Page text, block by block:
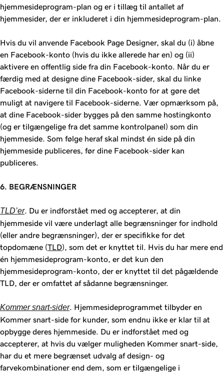
hjemmesideprogram-plan og er i tillæg til antallet af
hjemmesider, der er inkluderet i din hjemmesideprogram-plan.
Hvis du vil anvende Facebook Page Designer, skal du (i) åbne
en Facebook-konto (hvis du ikke allerede har en) og (ii)
aktivere en offentlig side fra din Facebook-konto. Når du er
færdig med at designe dine Facebook-sider, skal du linke
Facebook-siderne til din Facebook-konto for at gøre det
muligt at navigere til Facebook-siderne. Vær opmærksom på,
at dine Facebook-sider bygges på den samme hostingkonto
(og er tilgængelige fra det samme kontrolpanel) som din
hjemmeside. Som følge heraf skal mindst én side på din
hjemmeside publiceres, før dine Facebook-sider kan
publiceres.
6. BEGRÆNSNINGER
TLD’er. Du er indforstået med og accepterer, at din
hjemmeside vil være underlagt alle begrænsninger for indhold
(eller andre begrænsninger), der er specifikke for det
topdomæne (TLD), som det er knyttet til. Hvis du har mere end
én hjemmesideprogram-konto, er det kun den
hjemmesideprogram-konto, der er knyttet til det pågældende
TLD, der er omfattet af sådanne begrænsninger.
Kommer snart-sider. Hjemmesideprogrammet tilbyder en
Kommer snart-side for kunder, som endnu ikke er klar til at
opbygge deres hjemmeside. Du er indforstået med og
accepterer, at hvis du vælger muligheden Kommer snart-side,
har du et mere begrænset udvalg af design- og
farvekombinationer end dem, som er tilgængelige i